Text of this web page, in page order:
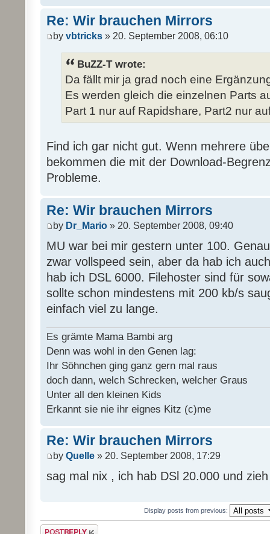
Re: Wir brauchen Mirrors
by vbtricks » 20. September 2008, 06:10
BuZZ-T wrote:
Da fällt mir ja grad noch eine
Es werden gleich die einzelnen Parts
Part 1 nur auf Rapidshare, Part2 nur
Find ich gar nicht gut. Wenn mehrere
bekommen die mit der Download-
Probleme.
Re: Wir brauchen Mirrors
by Dr_Mario » 20. September 2008, 09:40
MU war bei mir gestern unter 100.
zwar vollspeed sein, aber da hab ich
hab ich DSL 6000. Filehoster sind für
sollte schon mindestens mit 200 kb/s
einfach viel zu lange.
Es grämte Mama Bambi arg
Denn was wohl in den Genen lag:
Ihr Söhnchen ging ganz gern mal raus
doch dann, welch Schrecken, welcher Graus
Unter all den kleinen Kids
Erkannt sie nie ihr eignes Kitz (c)me
Re: Wir brauchen Mirrors
by Quelle » 20. September 2008, 17:29
sag mal nix , ich hab DSl 20.000 und
Display posts from previous:
Post a reply